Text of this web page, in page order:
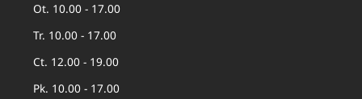
Ot. 10.00 - 17.00
Tr. 10.00 - 17.00
Ct. 12.00 - 19.00
Pk. 10.00 - 17.00